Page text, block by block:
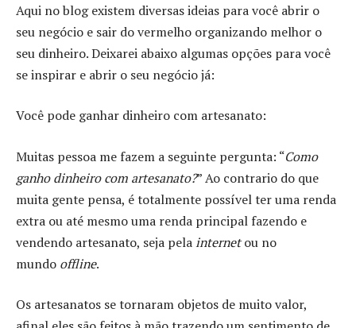
Aqui no blog existem diversas ideias para você abrir o
seu negócio e sair do vermelho organizando melhor o
seu dinheiro. Deixarei abaixo algumas opções para você
se inspirar e abrir o seu negócio já:
Você pode ganhar dinheiro com artesanato:
Muitas pessoa me fazem a seguinte pergunta: “Como
ganho dinheiro com artesanato?” Ao contrario do que
muita gente pensa, é totalmente possível ter uma renda
extra ou até mesmo uma renda principal fazendo e
vendendo artesanato, seja pelainternetou no
mundo offline.
Os artesanatos se tornaram objetos de muito valor,